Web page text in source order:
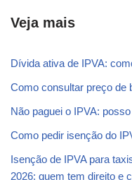
Veja mais
Dívida ativa de IPVA:
Como consultar preço de
Não paguei o IPVA:
Como pedir isenção do
Isenção de IPVA para
2026: quem tem direito e